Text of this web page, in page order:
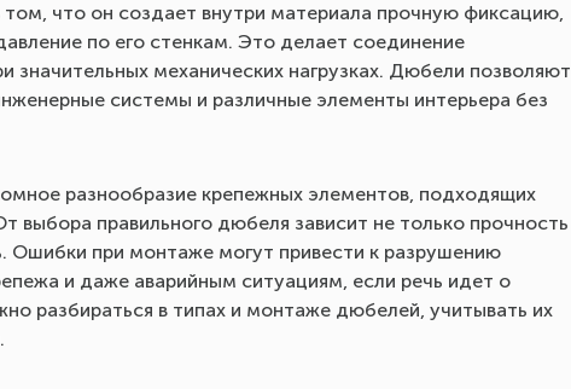
что он создает внутри материала прочную фиксацию,
по его стенкам. Это делает соединение
механических нагрузках. Дюбели позволяют
системы и различные элементы интерьера без
разнообразие крепежных элементов, подходящих
выбора правильного дюбеля зависит не только прочность
Ошибки при монтаже могут привести к разрушению
и даже аварийным ситуациям, если речь идет о
разбираться в типах и монтаже дюбелей, учитывать их